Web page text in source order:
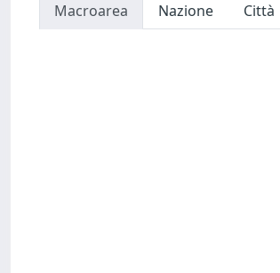
Macroarea Nazione Città